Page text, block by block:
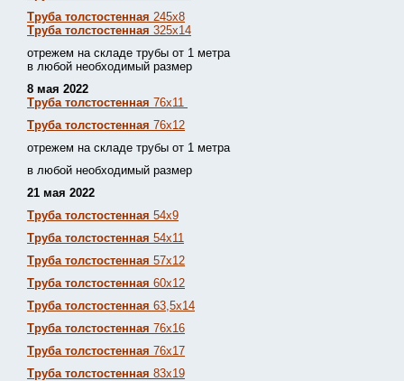
Труба толстостенная 245х8
Труба толстостенная 325х14
отрежем на складе трубы от 1 метра
в любой необходимый размер
8 мая 2022
Труба толстостенная 76х11
Труба толстостенная 76х12
отрежем на складе трубы от 1 метра
в любой необходимый размер
21 мая 2022
Труба толстостенная 54х9
Труба толстостенная 54х11
Труба толстостенная 57х12
Труба толстостенная 60х12
Труба толстостенная 63,5х14
Труба толстостенная 76х16
Труба толстостенная 76х17
Труба толстостенная 83х19